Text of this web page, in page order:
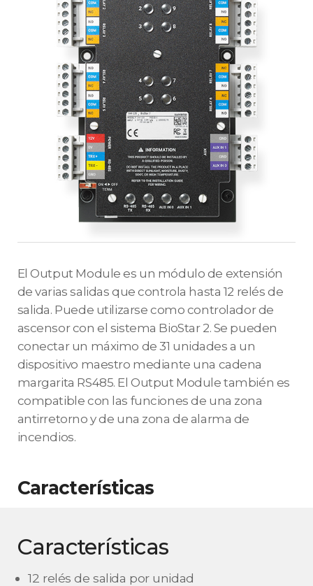
El Output Module es un módulo de extensión
de varias salidas que controla hasta 12 relés de
salida. Puede utilizarse como controlador de
ascensor con el sistema BioStar 2. Se pueden
conectar un máximo de 31 unidades a un
dispositivo maestro mediante una cadena
margarita RS485. El Output Module también es
compatible con las funciones de una zona
antirretorno y de una zona de alarma de
incendios.
Características
Características
12 relés de salida por unidad